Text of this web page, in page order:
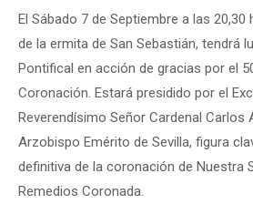
El Sábado 7 de Septiembre a las
de la ermita de San Sebastián, tendrá
Pontifical en acción de gracias por el
Coronación. Estará presidido por el
Reverendísimo Señor Cardenal Carlos
Arzobispo Emérito de Sevilla, figura
definitiva de la coronación de Nuestra
Remedios Coronada.